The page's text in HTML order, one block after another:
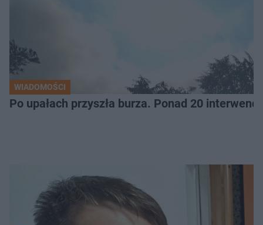
WIADOMOŚCI
Po upałach przyszła burza. Ponad 20